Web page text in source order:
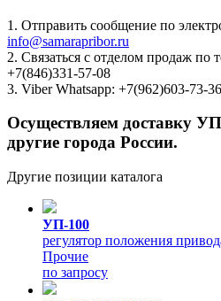
1. Отправить сообщение по
info@samarapribor.ru
2. Связаться с отделом продаж по
+7(846)331-57-08
3. Viber Whatsapp: +7(962)603-73-36
Осуществляем доставку
другие города России.
Другие позиции каталога
УП-100
регулятор положения
Прочие
по запросу